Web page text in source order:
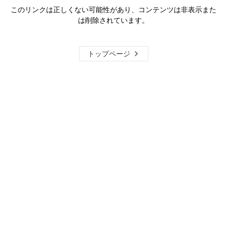
このリンクは正しくない可能性があり、コンテンツは非表示また
は削除されています。
トップページ